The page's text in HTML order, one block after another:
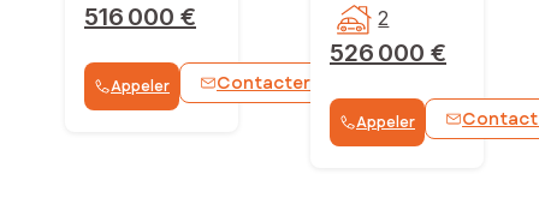
516 000 €
Appeler Contacter
526 000 €
2
Appeler